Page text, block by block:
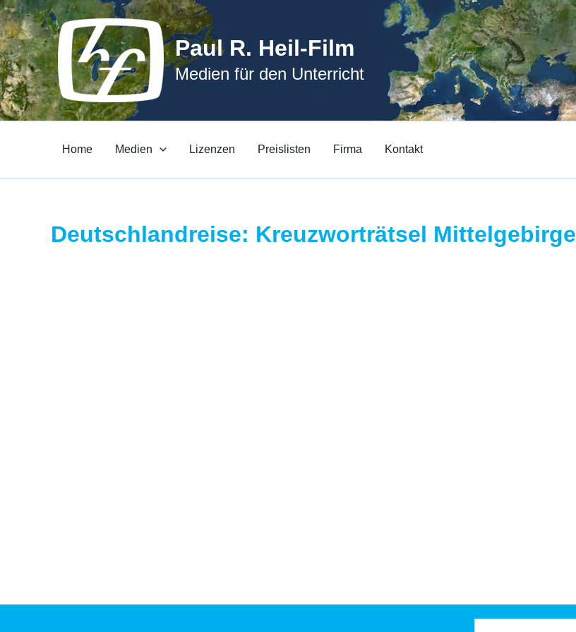
Zum
Inhalt
springen
Paul R. Heil-Film
Medien für den Unterricht
Home Medien Lizenzen Preislisten Firma Kontakt
Deutschlandreise: Kreuzworträtsel Mittelgebirge